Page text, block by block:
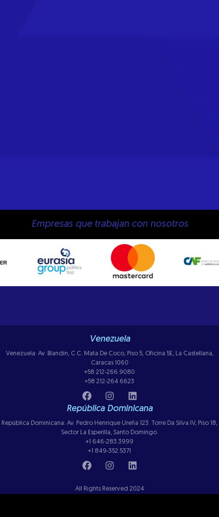
Empresas que trabajan con nosotros
Venezuela
Venezuela: Av. Blandin, C.C. Mata De Coco, Piso 5, Oficina 5E, La Castellana,
Caracas 1060
+58 212-266.9080
+58 212-264.6623
República Dominicana
República Dominicana: Av. Pedro Henrique Ureña 123. Torre Da Silva IV, Piso 18,
Sector La Esperilla, Santo Domingo.
+1 646-283.3999
+1 849-352.5371
All Rights Reserved 2024